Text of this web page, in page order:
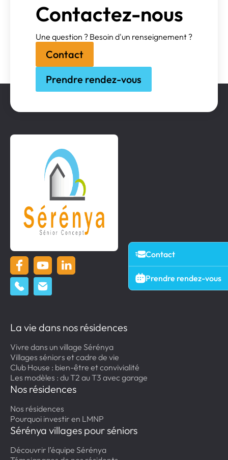
Contactez-nous
Une question ? Besoin d'un renseignement ?
Contact
Prendre rendez-vous
Contact
Prendre rendez-vous
La vie dans nos résidences
Vivre dans un village Sérénya
Villages séniors et cadre de vie
Club House : bien-être et convivialité
Les modèles : du T2 au T3 avec garage
Nos résidences
Nos résidences
Pourquoi investir en LMNP
Sérénya villages pour séniors
Découvrir l’équipe Sérénya